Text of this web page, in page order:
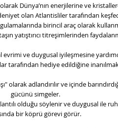
Dünya’nın enerjilerine ve
olan Atlantisliler tarafından
birincil araç olarak
yatıştırıcı titreşimlerinden
evrimi ve duygusal iyileşmesine
tarafından hediye edildiğine
olarak adlandırılır ve içinde
gücünü simgeler.
olduğu söylenir ve duygusal ile
bir köprü görevi görür.